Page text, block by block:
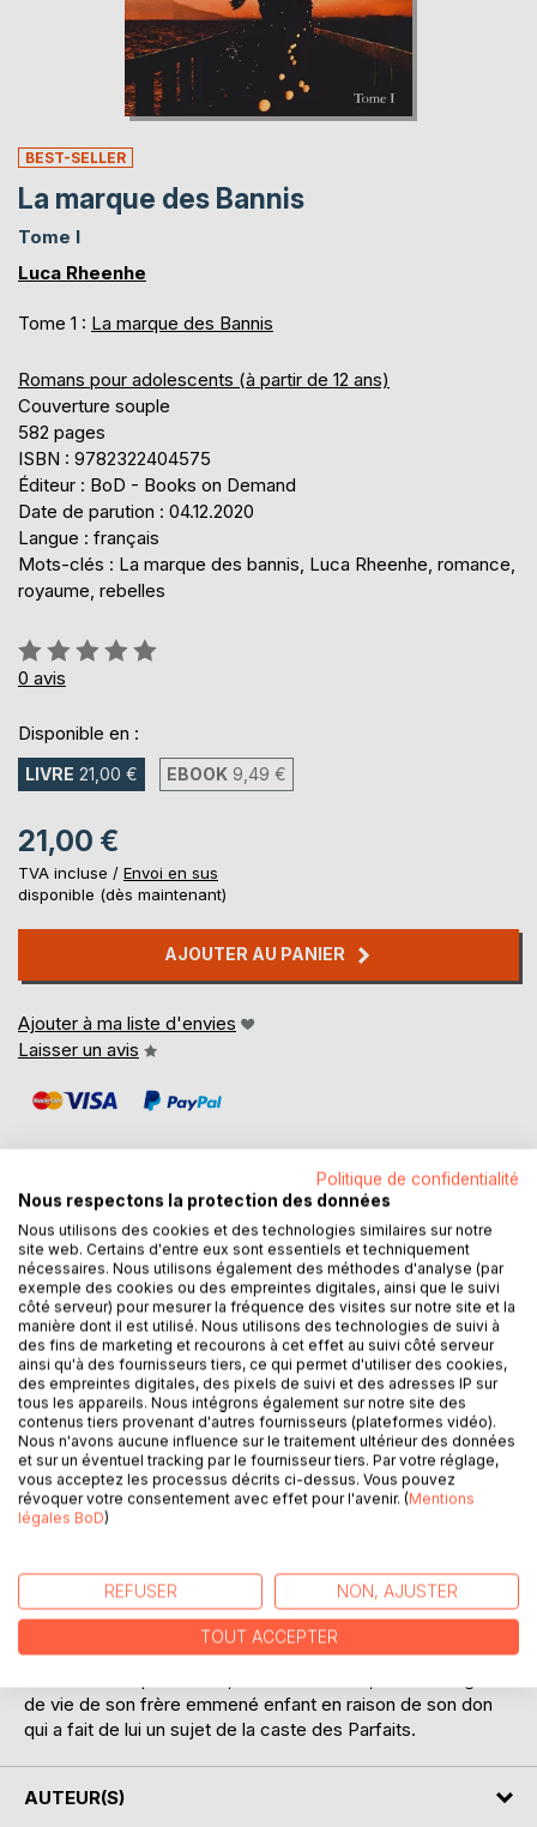
BEST-SELLER
La marque des Bannis
Tome I
Luca Rheenhe
Tome 1 : La marque des Bannis
Romans pour adolescents (à partir de 12 ans)
Couverture souple
582 pages
ISBN : 9782322404575
Éditeur : BoD - Books on Demand
Date de parution : 04.12.2020
Langue : français
Mots-clés : La marque des bannis, Luca Rheenhe, romance,
royaume, rebelles
Évaluation:
0%
0 avis
Disponible en :
LIVRE 21,00 € EBOOK 9,49 €
21,00 €
TVA incluse / Envoi en sus
disponible (dès maintenant)
AJOUTER AU PANIER
Ajouter à ma liste d'envies
Laisser un avis
DESCRIPTION
Comment faire pour être banale quand vous êtes l'Aïdja,
celle destinée à détrôner le Suprême ?
A 18 ans, Clélia pensait trouver la tranquillité en intégrant
l'internat de la ville-bulle de Milandre. Mais être discrète
est difficile quand dès le premier jour, elle s'attire les
foudres de Tobias, un étudiant irascible qui semble hanté
par son passé.
Pour ne pas arranger les choses, quel est cet étrange
professeur de l'établissement qui devient des plus curieux
à son égard ?
Les rebelles la veulent pour guide, le Suprême pour la
de vie de son frère emmené enfant en raison de son don
qui a fait de lui un sujet de la caste des Parfaits.
AUTEUR(S)
Politique de confidentialité
Nous respectons la protection des données
Nous utilisons des cookies et des technologies similaires sur notre
site web. Certains d'entre eux sont essentiels et techniquement
nécessaires. Nous utilisons également des méthodes d'analyse (par
exemple des cookies ou des empreintes digitales, ainsi que le suivi
côté serveur) pour mesurer la fréquence des visites sur notre site et la
manière dont il est utilisé. Nous utilisons des technologies de suivi à
des fins de marketing et recourons à cet effet au suivi côté serveur
ainsi qu'à des fournisseurs tiers, ce qui permet d'utiliser des cookies,
des empreintes digitales, des pixels de suivi et des adresses IP sur
tous les appareils. Nous intégrons également sur notre site des
contenus tiers provenant d'autres fournisseurs (plateformes vidéo).
Nous n'avons aucune influence sur le traitement ultérieur des données
et sur un éventuel tracking par le fournisseur tiers. Par votre réglage,
vous acceptez les processus décrits ci-dessus. Vous pouvez
révoquer votre consentement avec effet pour l'avenir. (Mentions
légales BoD)
REFUSER NON, AJUSTER
TOUT ACCEPTER